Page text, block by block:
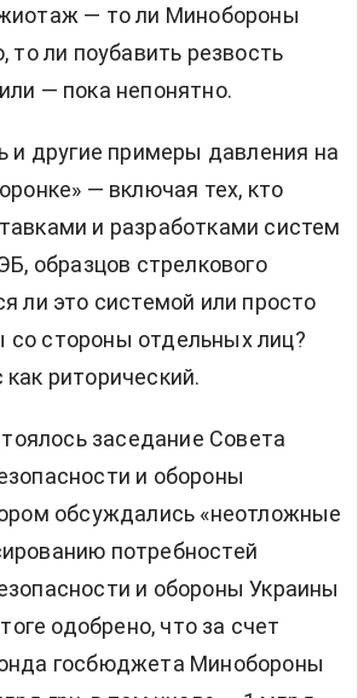
— то ли Минобороны
то ли поубавить резвость
— пока непонятно.
и другие примеры давления на
— включая тех, кто
и разработками систем
образцов стрелкового
ли это системой или просто
стороны отдельных лиц?
риторический.
заседание Совета
и обороны
обсуждались «неотложные
потребностей
и обороны Украины
одобрено, что за счет
госбюджета Минобороны